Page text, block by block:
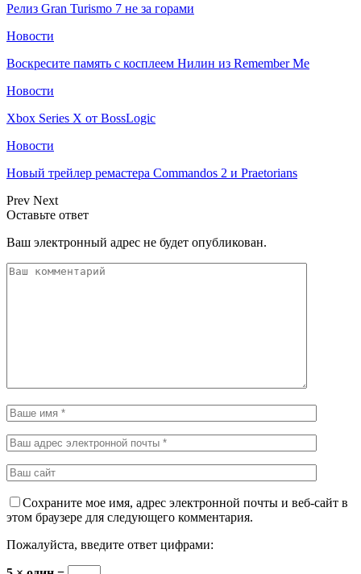
Релиз Gran Turismo 7 не за горами
Новости
Воскресите память с косплеем Нилин из Remember Me
Новости
Xbox Series X от BossLogic
Новости
Новый трейлер ремастера Commandos 2 и Praetorians
Prev Next
Оставьте ответ
Ваш электронный адрес не будет опубликован.
Сохраните мое имя, адрес электронной почты и веб-сайт в
этом браузере для следующего комментария.
Пожалуйста, введите ответ цифрами: